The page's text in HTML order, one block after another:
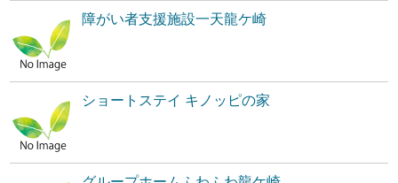
障がい者支援施設一天龍ケ崎
ショートステイ キノッピの家